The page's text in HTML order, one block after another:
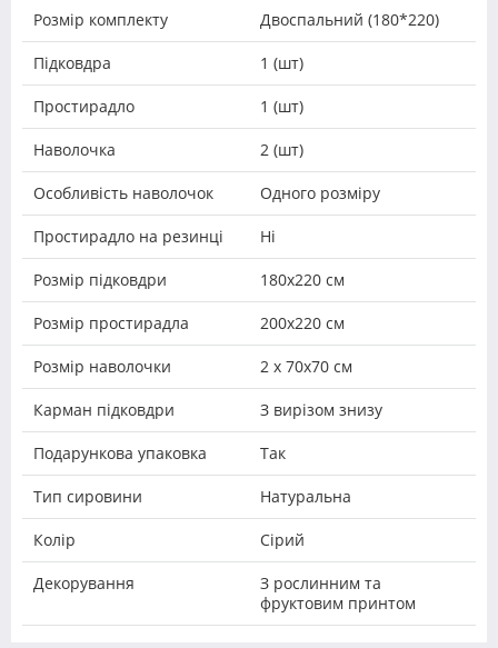
Розмір комплекту Двоспальний (180*220)
Підковдра 1 (шт)
Простирадло 1 (шт)
Наволочка 2 (шт)
Особливість наволочок Одного розміру
Простирадло на резинці Ні
Розмір підковдри 180х220 см
Розмір простирадла 200х220 см
Розмір наволочки 2 х 70х70 см
Карман підковдри З вирізом знизу
Подарункова упаковка Так
Тип сировини Натуральна
Колір Сірий
Декорування
З рослинним та
фруктовим принтом